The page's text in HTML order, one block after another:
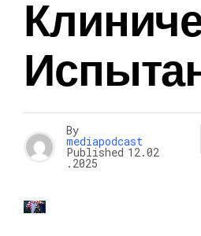
By
mediapodcast
Published 12.02
.2025